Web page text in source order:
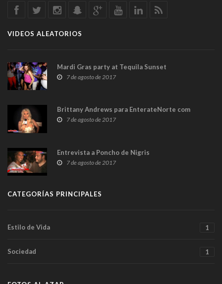
VIDEOS ALEATORIOS
Mardi Gras party at Tequila Sunset
7 de agosto de 2017
Brittany Andrews para EnterateNorte com
7 de agosto de 2017
Entrevista a Poncho de Nigris
7 de agosto de 2017
CATEGORÍAS PRINCIPALES
Estilo de Vida 1
Sociedad 1